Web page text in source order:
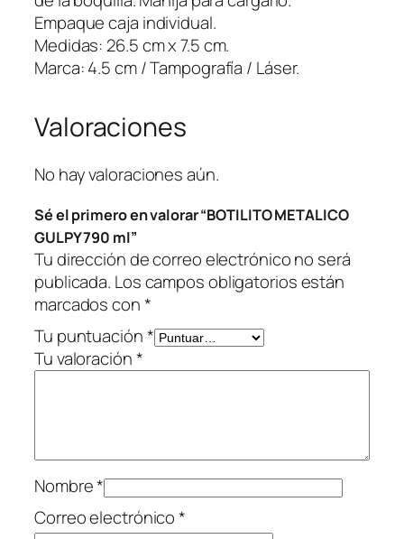
L
P
Y
0
l
a
n
t
i
d
a
d
Empaque caja individual.
Medidas: 26.5 cm x 7.5 cm.
Marca: 4.5 cm / Tampografía / Láser.
Valoraciones
No hay valoraciones aún.
Sé el primero en valorar “BOTILITO METALICO
GULPY 790 ml”
Tu dirección de correo electrónico no será
publicada. Los campos obligatorios están
marcados con*
Tu puntuación*
Tu valoración*
Nombre*
Correo electrónico*